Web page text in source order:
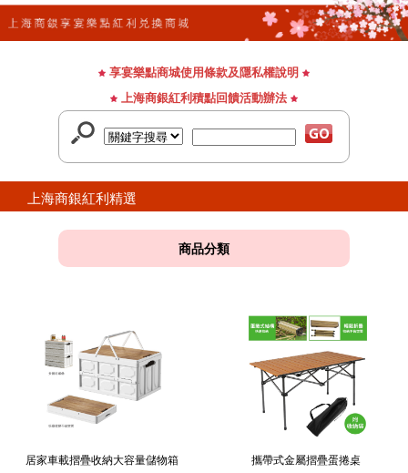
享宴樂點商城使用條款及隱私權說明
上海商銀紅利積點回饋活動辦法
上海商銀紅利精選
商品分類
居家車載摺疊收納大容量儲物箱 攜帶式金屬摺疊蛋捲桌